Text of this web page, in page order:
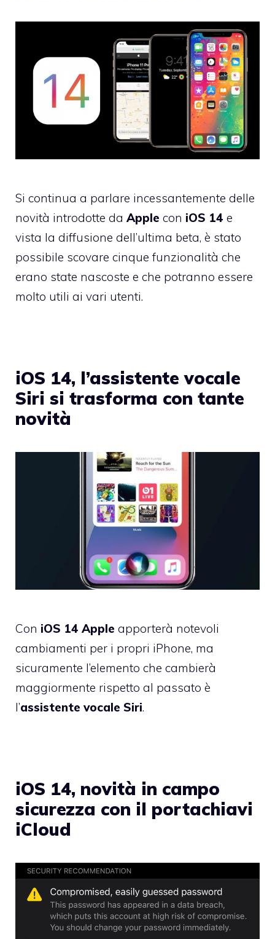
Si continua a parlare incessantemente delle
novità introdotte da Apple con iOS 14 e
vista la diffusione dell’ultima beta, è stato
possibile scovare cinque funzionalità che
erano state nascoste e che potranno essere
molto utili ai vari utenti.
iOS 14, l’assistente vocale
Siri si trasforma con tante
novità
Con iOS 14 Apple apporterà notevoli
cambiamenti per i propri iPhone, ma
sicuramente l’elemento che cambierà
maggiormente rispetto al passato è
l’assistente vocale Siri.
iOS 14, novità in campo
sicurezza con il portachiavi
iCloud